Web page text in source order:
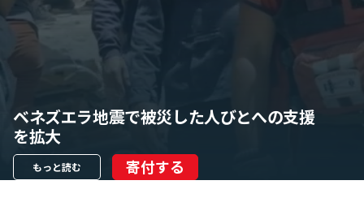
ベネズエラ地震で被災した人びとへの支援
を拡大
もっと読む 寄付する